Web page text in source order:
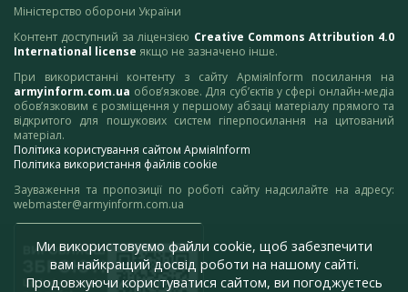
Міністерство оборони України
Контент доступний за ліцензією Creative Commons Attribution 4.0
International license якщо не зазначено інше.
При використанні контенту з сайту АрміяInform посилання на
armyinform.com.ua обов’язкове. Для суб’єктів у сфері онлайн-медіа
обов’язковим є розміщення у першому абзаці матеріалу прямого та
відкритого для пошукових систем гіперпосилання на цитований
матеріал.
Політика користування сайтом АрміяInform
Політика використання файлів cookie
Зауваження та пропозиції по роботі сайту надсилайте на адресу:
webmaster@armyinform.com.ua
Ми використовуємо файли cookie, щоб забезпечити
вам найкращий досвід роботи на нашому сайті.
Продовжуючи користуватися сайтом, ви погоджуєтесь